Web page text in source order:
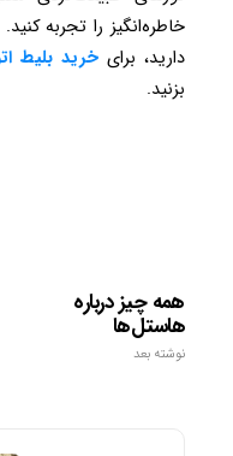
خاطره‌انگیز را تجربه
دارید، برای خرید بلیط
بزنید.
همه چیز درباره
هاستل‌ها
نوشته بعد